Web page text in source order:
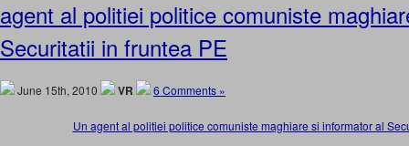
agent al politiei politice comuniste
Securitatii in fruntea PE
June 15th, 2010 VR 6 Comments »
Un agent al politiei politice comuniste maghiare si informator al